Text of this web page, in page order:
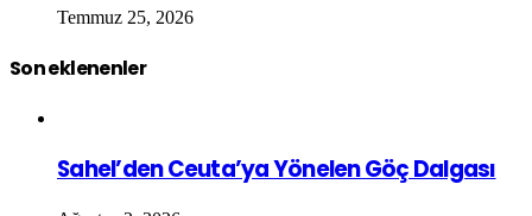
Temmuz 25, 2026
Son eklenenler
Sahel’den Ceuta’ya Yönelen Göç Dalgası